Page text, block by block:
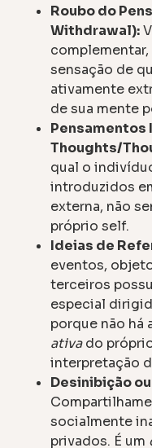
Roubo do
Withdrawal):
sensação de
ativamente
de sua mente
Thoughts/
qual o
introduzidos
externa, não
próprio self.
Ideias de
eventos,
terceiros
especial
porque não há
ativado
interpretação
Desinibição
socialmente
privados. É um